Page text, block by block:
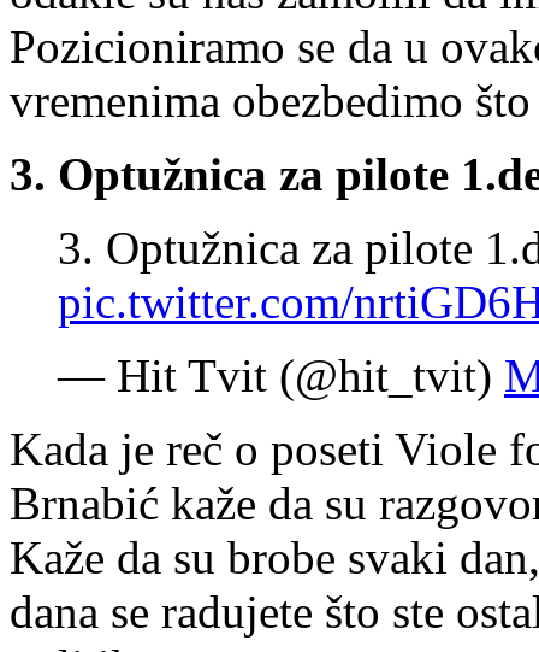
Pozicioniramo se da u
vremenima obezbedimo
3. Optužnica za pilote
3. Optužnica za pilote
pic.twitter.com/
— Hit Tvit (@hit_tvit)
Kada je reč o poseti Viole
Brnabić kaže da su
Kaže da su brobe svaki
dana se radujete što ste